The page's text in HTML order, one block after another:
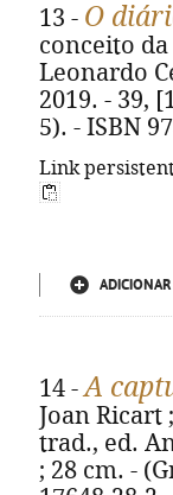
13 - O
conceito
Leonardo
2019. - 39,
5). - ISBN
Link
14 -A
Joan Ricart
trad., ed.
; 28 cm. -